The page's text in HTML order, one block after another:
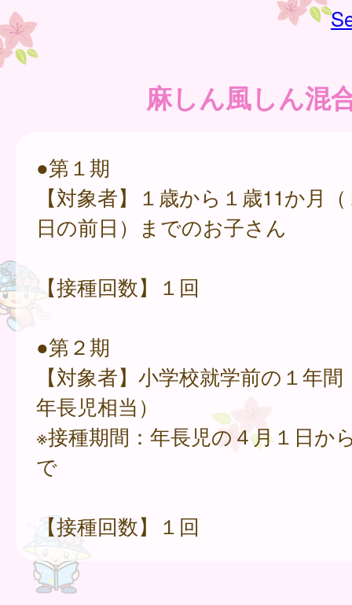
麻しん風しん混
●第１期
【対象者】１歳から１歳11か月
日の前日）までのお子さん
【接種回数】１回
●第２期
【対象者】小学校就学前の１年
年長児相当）
※接種期間：年長児の４月１日か
で
【接種回数】１回